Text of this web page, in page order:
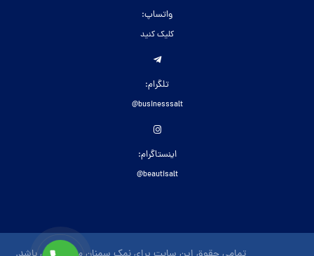
واتساپ:
کلیک کنید
تلگرام:
businesssalt@
اینستاگرام:
beautisalt@